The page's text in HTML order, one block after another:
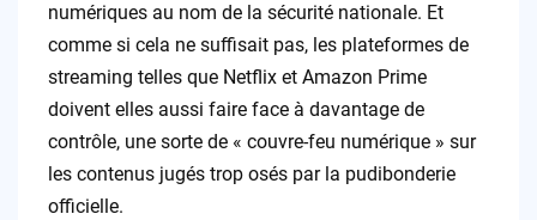
numériques au nom de la sécurité nationale. Et
comme si cela ne suffisait pas, les plateformes de
streaming telles que Netflix et Amazon Prime
doivent elles aussi faire face à davantage de
contrôle, une sorte de « couvre-feu numérique » sur
les contenus jugés trop osés par la pudibonderie
officielle.